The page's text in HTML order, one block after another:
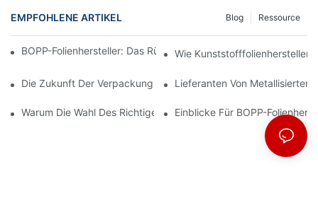
EMPFOHLENE ARTIKEL Ressource
Blog
BOPP-Folienhersteller: Das Rückgrat Flexibler Verpackungen
Wie Kunststofffolienhersteller
Die Zukunft Der Verpackung: Einblicke Führender
Lieferanten Von
Warum Die Wahl Des Richtigen BOPP-Folienlieferanten Für Ihr
Einblicke Für BOPP-